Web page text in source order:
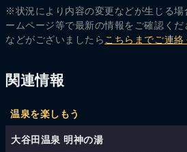
※状況により内容の変更などが生じる場
ームページ等で最新の情報をご確認くだ
などがございましたら こちらまでご連絡
関連情報
温泉を楽しもう
大谷田温泉 明神の湯